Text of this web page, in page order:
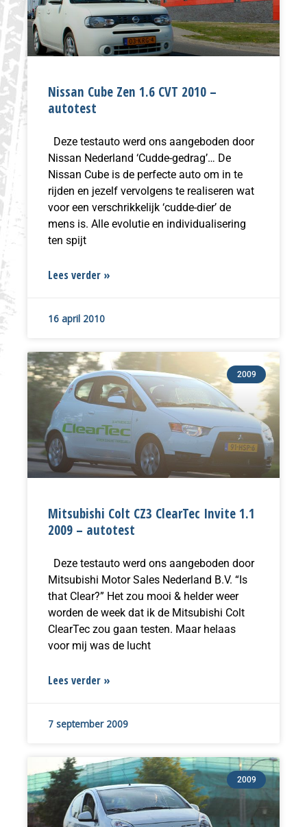
Nissan Cube Zen 1.6 CVT 2010 –
autotest
Deze testauto werd ons aangeboden door
Nissan Nederland ‘Cudde-gedrag’… De
Nissan Cube is de perfecte auto om in te
rijden en jezelf vervolgens te realiseren wat
voor een verschrikkelijk ‘cudde-dier’ de
mens is. Alle evolutie en individualisering
ten spijt
Lees verder »
16 april 2010
2009
Mitsubishi Colt CZ3 ClearTec Invite 1.1
2009 – autotest
Deze testauto werd ons aangeboden door
Mitsubishi Motor Sales Nederland B.V. “Is
that Clear?” Het zou mooi & helder weer
worden de week dat ik de Mitsubishi Colt
ClearTec zou gaan testen. Maar helaas
voor mij was de lucht
Lees verder »
7 september 2009
2009